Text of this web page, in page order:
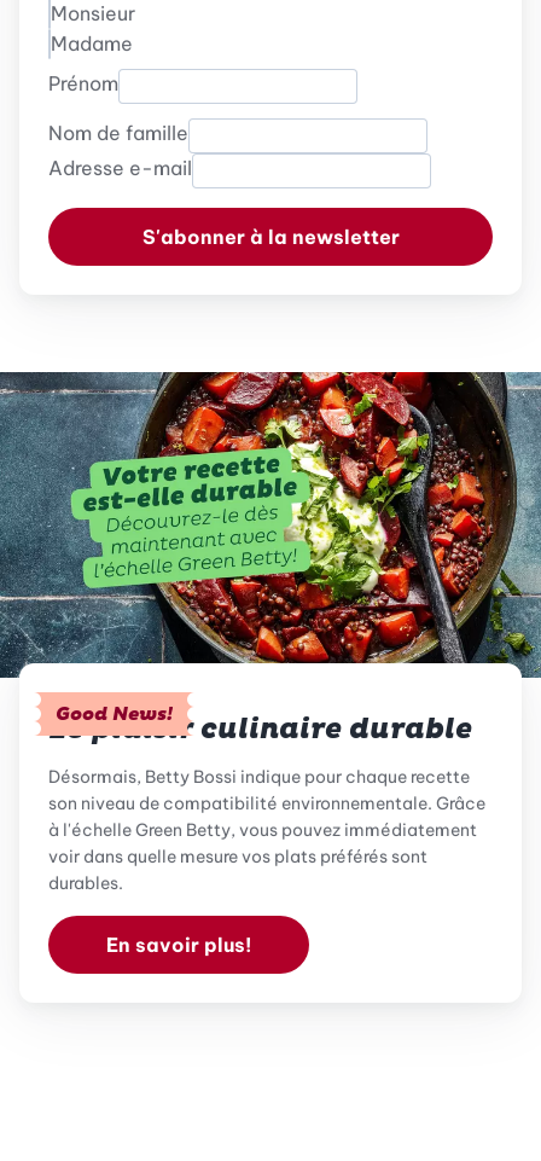
Monsieur
Madame
Prénom
Nom de famille
Adresse e-mail
S'abonner à la newsletter
Good News!
Le plaisir culinaire durable
Désormais, Betty Bossi indique pour chaque recette
son niveau de compatibilité environnementale. Grâce
à l'échelle Green Betty, vous pouvez immédiatement
voir dans quelle mesure vos plats préférés sont
durables.
En savoir plus!